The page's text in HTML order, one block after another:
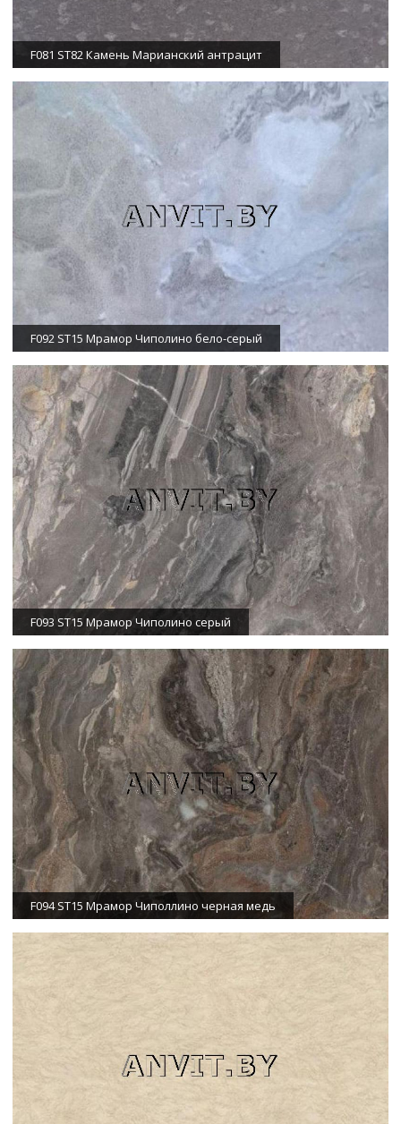
F081 ST82 Камень Марианский антрацит
F092 ST15 Мрамор Чиполино бело-серый
F093 ST15 Мрамор Чиполино серый
F094 ST15 Мрамор Чиполлино черная медь